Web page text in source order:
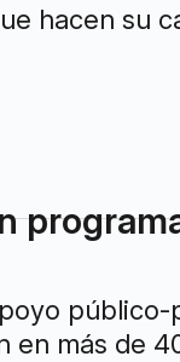
hacen su
público-
en más de